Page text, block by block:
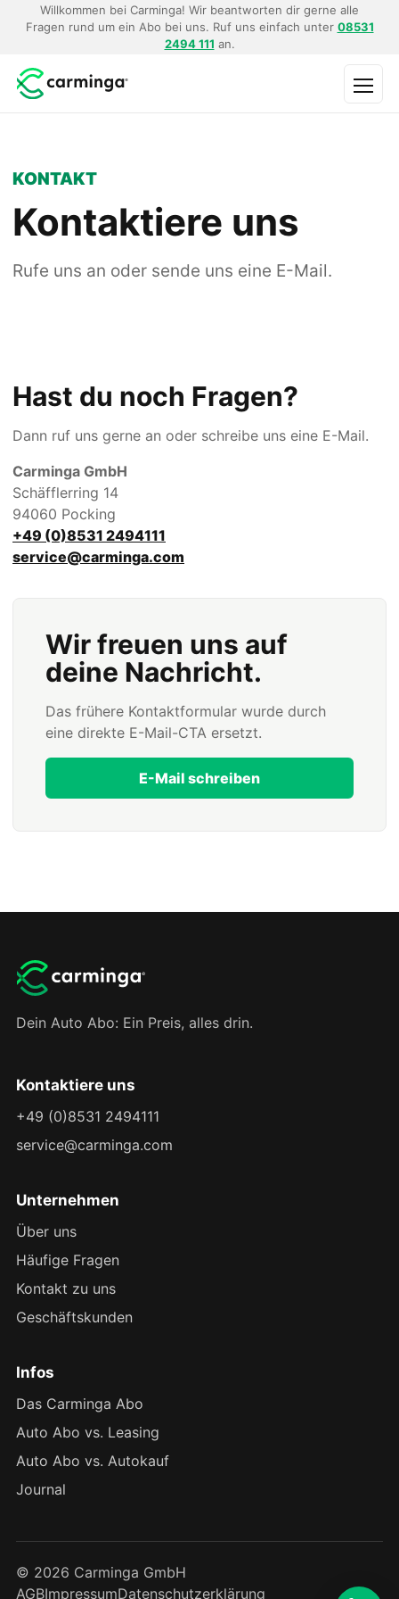
Willkommen bei Carminga! Wir beantworten dir gerne alle
Fragen rund um ein Abo bei uns. Ruf uns einfach unter 08531
2494 111 an.
KONTAKT
Kontaktiere uns
Rufe uns an oder sende uns eine E-Mail.
Hast du noch Fragen?
Dann ruf uns gerne an oder schreibe uns eine E-Mail.
Carminga GmbH
Schäfflerring 14
94060 Pocking
+49 (0)8531 2494111
service@carminga.com
Wir freuen uns auf
deine Nachricht.
Das frühere Kontaktformular wurde durch
eine direkte E-Mail-CTA ersetzt.
E-Mail schreiben
Dein Auto Abo: Ein Preis, alles drin.
Kontaktiere uns
+49 (0)8531 2494111
service@carminga.com
Unternehmen
Über uns
Häufige Fragen
Kontakt zu uns
Geschäftskunden
Infos
Das Carminga Abo
Auto Abo vs. Leasing
Auto Abo vs. Autokauf
Journal
© 2026 Carminga GmbH
AGBImpressumDatenschutzerklärung